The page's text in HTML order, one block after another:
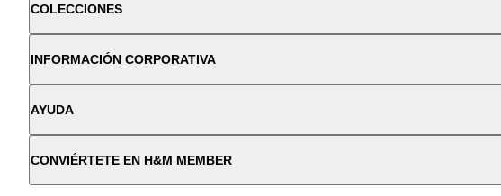
COLECCIONES
INFORMACIÓN CORPORATIVA
AYUDA
CONVIÉRTETE EN H&M MEMBER